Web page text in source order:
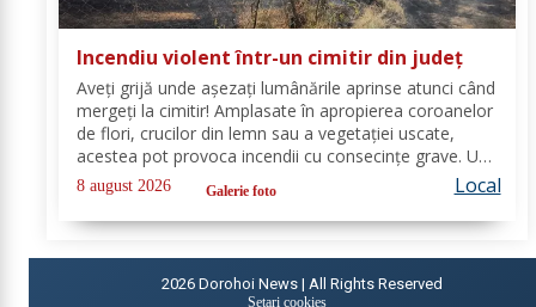
Incendiu violent într-un cimitir din județ
Aveți grijă unde așezați lumânările aprinse atunci când
mergeți la cimitir! Amplasate în apropierea coroanelor
de flori, crucilor din lemn sau a vegetației uscate,
acestea pot provoca incendii cu consecințe grave. Un
astfel de eveniment s-a produs ieri, în cimitirul din
localitatea Ichimeni, comuna...
8 august 2026 Galerie foto Local
2026 Dorohoi News | All Rights Reserved
Setari cookies